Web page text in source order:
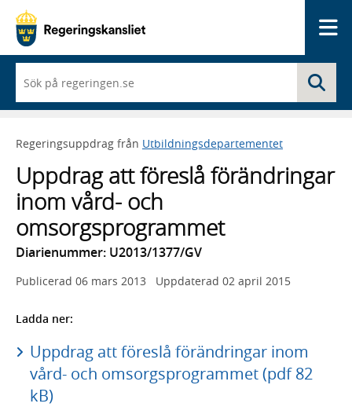
du
börjar
skriva
framträder
lista
med
sökförslag
Regeringsuppdrag från Utbildningsdepartementet
Uppdrag att föreslå förändringar
inom vård- och
omsorgsprogrammet
Diarienummer: U2013/1377/GV
Publicerad 06 mars 2013 Uppdaterad 02 april 2015
Ladda ner:
Uppdrag att föreslå förändringar inom
vård- och omsorgsprogrammet (pdf 82
kB)